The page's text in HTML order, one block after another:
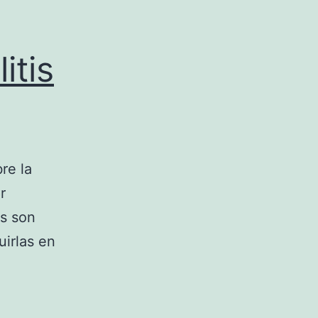
la
son
en